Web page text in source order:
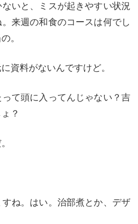
いと、ミスが起きやすい状況
来週の和食のコースは何でし
。
資料がないんですけど。
て頭に入ってんじゃない？吉
？
ね。はい。治部煮とか、デザ